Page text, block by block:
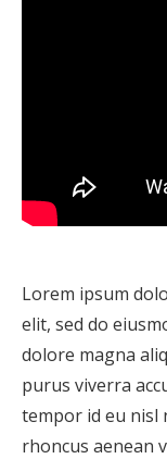
Lorem ipsum
elit, sed do
dolore magna
purus viverra
tempor id eu nisl
rhoncus aenean